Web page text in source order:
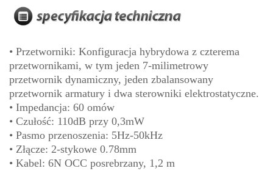
• Przetworniki: Konfiguracja hybrydowa z czterema
przetwornikami, w tym jeden 7-milimetrowy
przetwornik dynamiczny, jeden zbalansowany
przetwornik armatury i dwa sterowniki elektrostatyczne.
• Impedancja: 60 omów
• Czułość: 110dB przy 0,3mW
• Pasmo przenoszenia: 5Hz-50kHz
• Złącze: 2-stykowe 0.78mm
• Kabel: 6N OCC posrebrzany, 1,2 m